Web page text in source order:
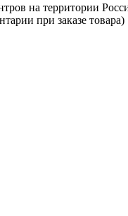
на территории
при заказе товара)